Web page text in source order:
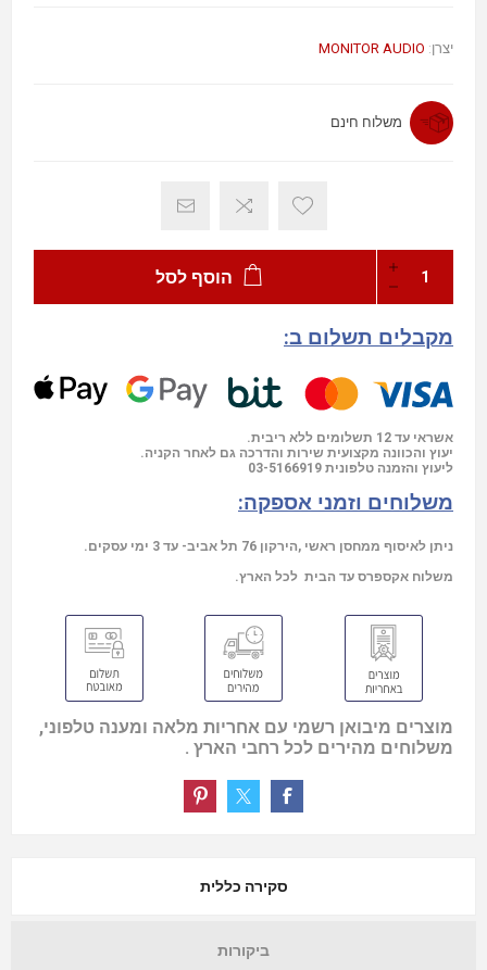
יצרן: MONITOR AUDIO
משלוח חינם
הוסף לסל
מקבלים תשלום ב:
אשראי עד 12 תשלומים ללא ריבית.
יעוץ והכוונה מקצועית שירות והדרכה גם לאחר הקניה.
ליעוץ והזמנה טלפונית 03-5166919
משלוחים וזמני אספקה:
ניתן לאיסוף ממחסן ראשי ,הירקון 76 תל אביב- עד 3 ימי עסקים.
משלוח אקספרס עד הבית לכל הארץ.
מוצרים מיבואן רשמי עם אחריות מלאה ומענה טלפוני,
משלוחים מהירים לכל רחבי הארץ .
סקירה כללית
ביקורות